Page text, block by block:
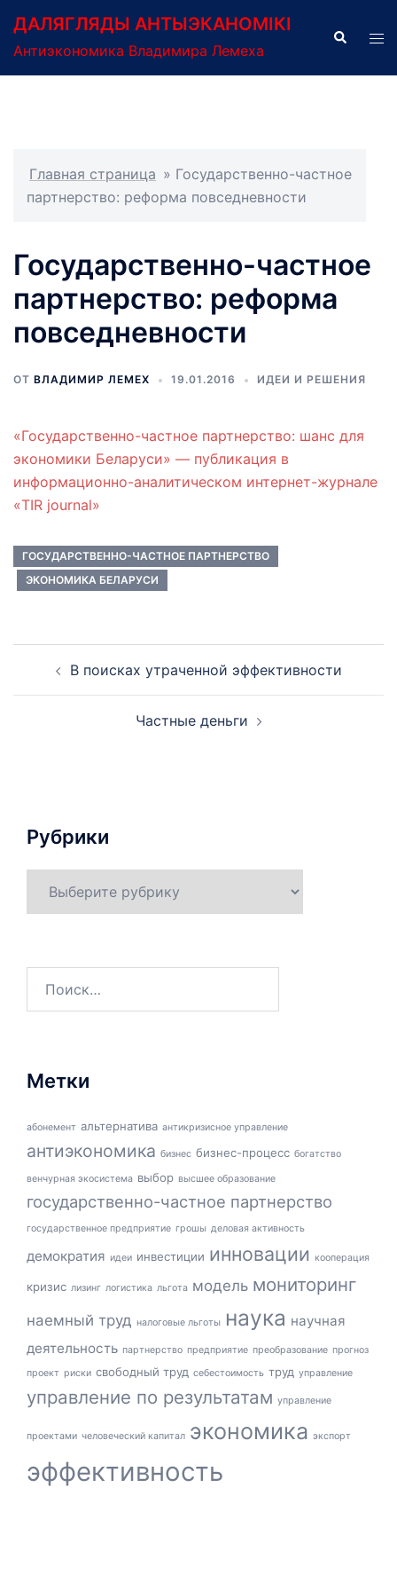
содержимому
ДАЛЯГЛЯДЫ АНТЫЭКАНОМІКІ
Антиэкономика Владимира Лемеха
Поиск
Главная страница » Государственно-частное
партнерство: реформа повседневности
Государственно-частное
партнерство: реформа
повседневности
ОТ ВЛАДИМИР ЛЕМЕХ 19.01.2016 ИДЕИ И РЕШЕНИЯ
«Государственно-частное партнерство: шанс для
экономики Беларуси» — публикация в
информационно-аналитическом интернет-журнале
«TIR journal»
ГОСУДАРСТВЕННО-ЧАСТНОЕ ПАРТНЕРСТВО
ЭКОНОМИКА БЕЛАРУСИ
Навигация
по
В поисках утраченной эффективности
Частные деньги
Рубрики
Метки
абонемент альтернатива антикризисное управление
антиэкономика бизнес бизнес-процесс богатство
венчурная экосистема выбор высшее образование
государственно-частное партнерство
государственное предприятие грошы деловая активность
демократия идеи инвестиции инновации кооперация
кризис лизинг логистика льгота модель мониторинг
наемный труд налоговые льготы наука научная
деятельность партнерство предприятие преобразование прогноз
проект риски свободный труд себестоимость труд управление
управление по результатам управление
проектами человеческий капитал экономика экспорт
эффективность